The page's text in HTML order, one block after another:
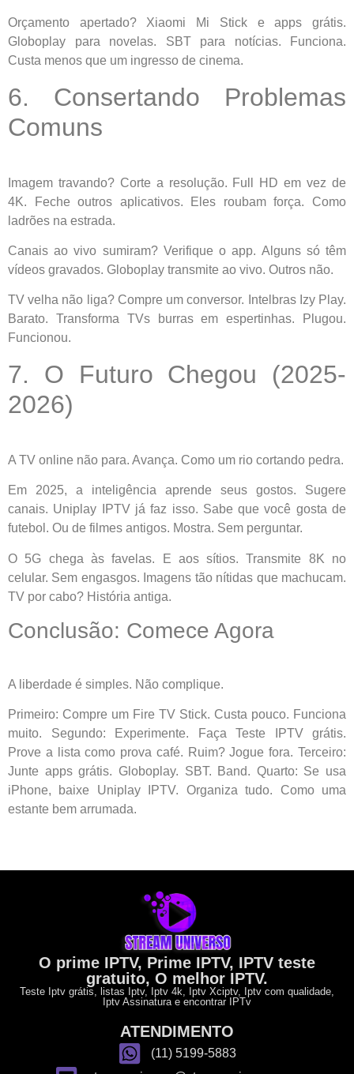
Orçamento apertado? Xiaomi Mi Stick e apps grátis.
Globoplay para novelas. SBT para notícias. Funciona.
Custa menos que um ingresso de cinema.
6. Consertando Problemas
Comuns
Imagem travando? Corte a resolução. Full HD em vez de
4K. Feche outros aplicativos. Eles roubam força. Como
ladrões na estrada.
Canais ao vivo sumiram? Verifique o app. Alguns só têm
vídeos gravados. Globoplay transmite ao vivo. Outros não.
TV velha não liga? Compre um conversor. Intelbras Izy Play.
Barato. Transforma TVs burras em espertinhas. Plugou.
Funcionou.
7. O Futuro Chegou (2025-
2026)
A TV online não para. Avança. Como um rio cortando pedra.
Em 2025, a inteligência aprende seus gostos. Sugere
canais. Uniplay IPTV já faz isso. Sabe que você gosta de
futebol. Ou de filmes antigos. Mostra. Sem perguntar.
O 5G chega às favelas. E aos sítios. Transmite 8K no
celular. Sem engasgos. Imagens tão nítidas que machucam.
TV por cabo? História antiga.
Conclusão: Comece Agora
A liberdade é simples. Não complique.
Primeiro: Compre um Fire TV Stick. Custa pouco. Funciona
muito. Segundo: Experimente. Faça Teste IPTV grátis.
Prove a lista como prova café. Ruim? Jogue fora. Terceiro:
Junte apps grátis. Globoplay. SBT. Band. Quarto: Se usa
iPhone, baixe Uniplay IPTV. Organiza tudo. Como uma
estante bem arrumada.
O prime IPTV, Prime IPTV, IPTV teste
gratuito, O melhor IPTV.
Teste Iptv grátis, listas Iptv, Iptv 4k, Iptv Xciptv, Iptv com qualidade,
Iptv Assinatura e encontrar IPTv
ATENDIMENTO
(11) 5199-5883